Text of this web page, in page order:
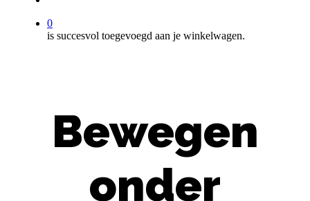
0
is succesvol toegevoegd aan je winkelwagen.
Bewegen
onder